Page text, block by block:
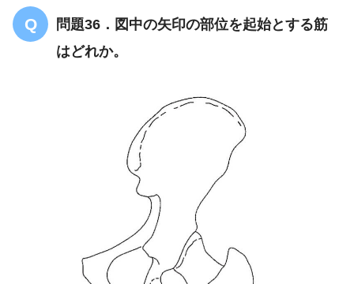
問題36．図中の矢印の部位を起始とする筋
はどれか。